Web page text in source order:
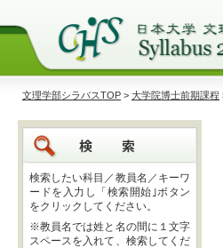
文理学部シラバスTOP > 大学院博士前期課程
検索したい科目／教員名／キーワ
ードを入力し「検索開始｣ボタン
をクリックしてください。
※教員名では姓と名の間に１文字
スペースを入れて、検索してくだ